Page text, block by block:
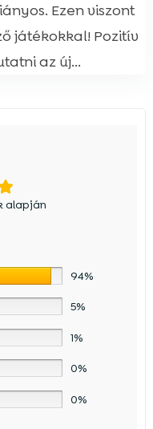
Ezen viszont
játékokkal! Pozitív
az új...
alapján
94%
5%
1%
0%
0%